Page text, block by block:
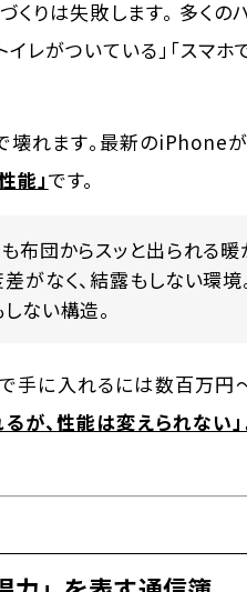
くりは失敗します。 多く
イレがついている」「スマ
壊れます。最新のiPhone
能」です。
布団からスッと出られる暖
がなく、結露もしない環境
ない構造。
で手に入れるには数百万
が、性能は変えられない」